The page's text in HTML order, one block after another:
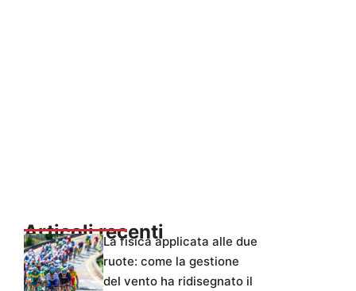
Articoli recentiLa fisica applicata alle due
ruote: come la gestione
del vento ha ridisegnato il